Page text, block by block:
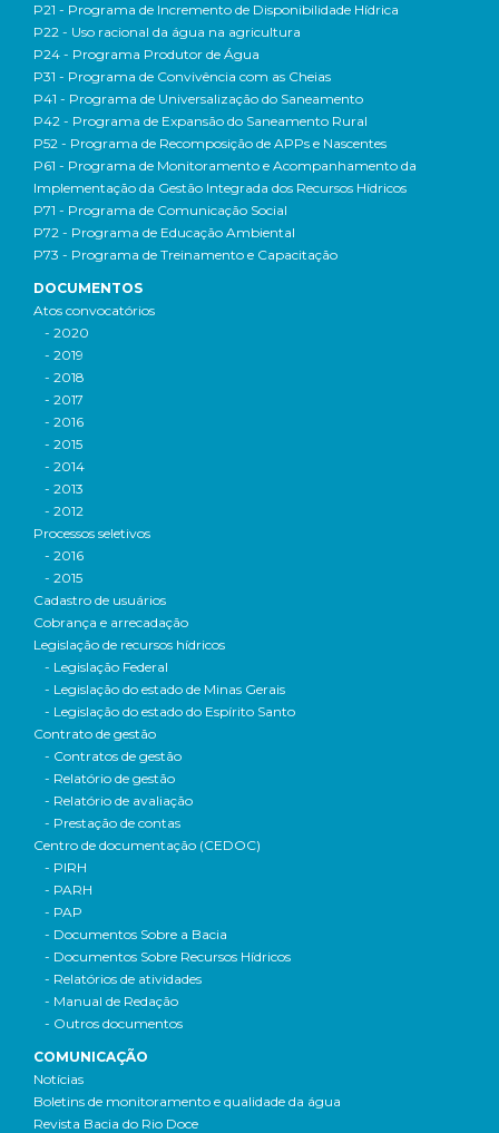
P21 - Programa de Incremento de Disponibilidade Hídrica
P22 - Uso racional da água na agricultura
P24 - Programa Produtor de Água
P31 - Programa de Convivência com as Cheias
P41 - Programa de Universalização do Saneamento
P42 - Programa de Expansão do Saneamento Rural
P52 - Programa de Recomposição de APPs e Nascentes
P61 - Programa de Monitoramento e Acompanhamento da
Implementação da Gestão Integrada dos Recursos Hídricos
P71 - Programa de Comunicação Social
P72 - Programa de Educação Ambiental
P73 - Programa de Treinamento e Capacitação
DOCUMENTOS
Atos convocatórios
- 2020
- 2019
- 2018
- 2017
- 2016
- 2015
- 2014
- 2013
- 2012
Processos seletivos
- 2016
- 2015
Cadastro de usuários
Cobrança e arrecadação
Legislação de recursos hídricos
- Legislação Federal
- Legislação do estado de Minas Gerais
- Legislação do estado do Espírito Santo
Contrato de gestão
- Contratos de gestão
- Relatório de gestão
- Relatório de avaliação
- Prestação de contas
Centro de documentação (CEDOC)
- PIRH
- PARH
- PAP
- Documentos Sobre a Bacia
- Documentos Sobre Recursos Hídricos
- Relatórios de atividades
- Manual de Redação
- Outros documentos
COMUNICAÇÃO
Notícias
Boletins de monitoramento e qualidade da água
Revista Bacia do Rio Doce